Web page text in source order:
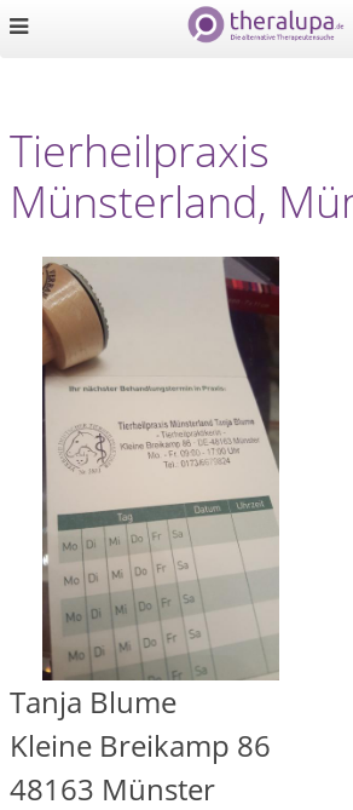
Tierheilpraxis
Münsterland,
Tanja Blume
Kleine Breikamp 86
48163 Münster